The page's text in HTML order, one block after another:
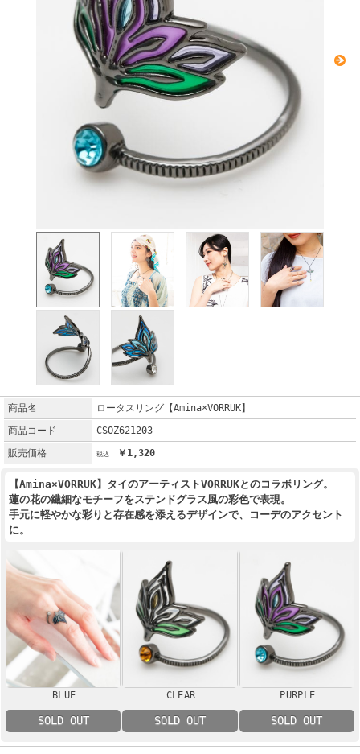
商品名
ロータスリング【Amina×VORRUK】
商品コード
CSOZ621203
販売価格
￥1,320
【Amina×VORRUK】タイのアーティストVORRUKとのコラボリング。
蓮の花の繊細なモチーフをステンドグラス風の彩色で表現。
手元に軽やかな彩りと存在感を添えるデザインで、コーデのアクセント
に。
BLUE
SOLD OUT
CLEAR
SOLD OUT
PURPLE
SOLD OUT